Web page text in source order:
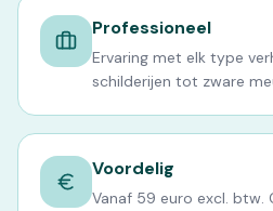
Professioneel
Ervaring met elk type
schilderijen tot zware
Voordelig
Vanaf 59 euro excl. btw.